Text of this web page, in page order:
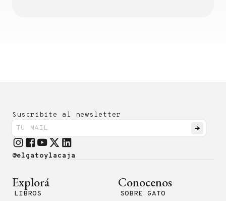
Suscribite al newsletter
@elgatoylacaja
Explorá
LIBROS
Conocenos
SOBRE GATO